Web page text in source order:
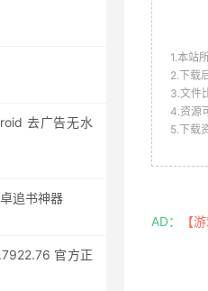
1.本站
2.下载
3.文件
4.资源
5.下载
AD： 【
去广告无水
追书神器
官方正